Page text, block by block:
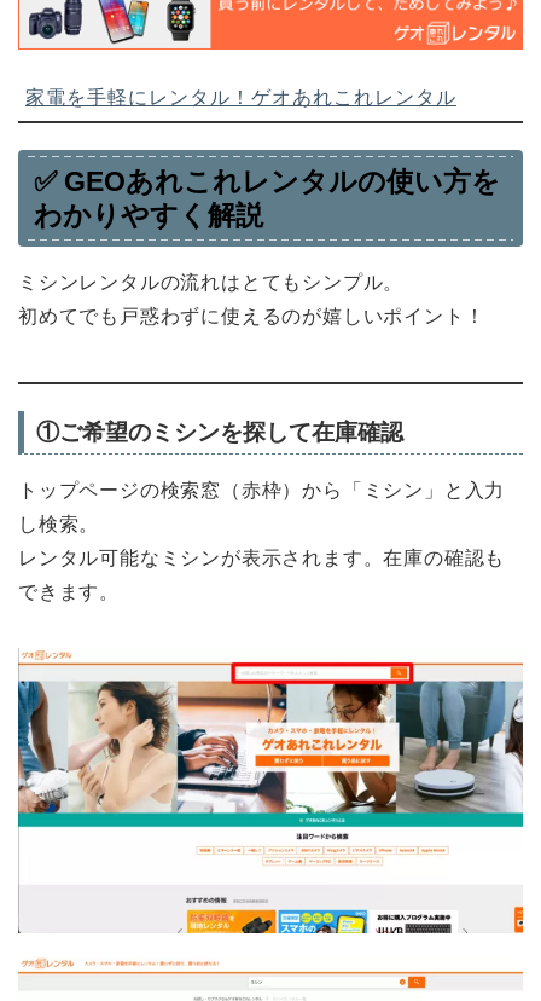
家電を手軽にレンタル！ゲオあれこれレンタル
✅ GEOあれこれレンタルの使い方を
わかりやすく解説
ミシンレンタルの流れはとてもシンプル。
初めてでも戸惑わずに使えるのが嬉しいポイント！
①ご希望のミシンを探して在庫確認
トップページの検索窓（赤枠）から「ミシン」と入力
し検索。
レンタル可能なミシンが表示されます。在庫の確認も
できます。